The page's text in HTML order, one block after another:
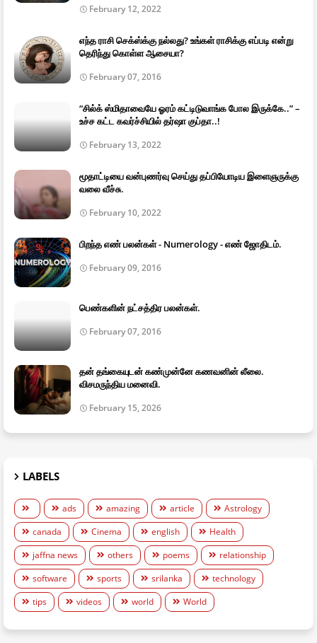
February 12, 2022
எந்த ராசி செக்ஸ்க்கு நல்லது? உங்கள் ராசிக்கு எப்படி என்று
தெரிந்து கொள்ள ஆசையா?
February 07, 2016
“சில்க் ஸ்மிதாவையே ஓரம் கட்டிடுவாங்க போல இருக்கே..” –
உச்ச கட்ட கவர்ச்சியில் தர்ஷா குப்தா..!
February 13, 2022
மூதாட்டியை வன்புணர்வு செய்து தப்பியோடிய இளைஞருக்கு
வலை வீச்சு.
February 10, 2022
பிறந்த எண் பலன்கள் - Numerology - எண் ஜோதிடம்.
February 09, 2016
பெண்களின் நட்சத்திர பலன்கள்.
February 07, 2016
தன் தங்கையுடன் கண்முன்னே கணவனின் லீலை.
விசமருந்திய மனைவி.
February 15, 2026
LABELS
ads amazing article
Astrology
canada
Cinema english
Health
jaffna news
others poems
relationship
software
sports srilanka
technology
tips
videos world World